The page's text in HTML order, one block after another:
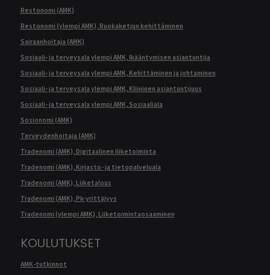
Restonomi (AMK)
Restonomi (ylempi AMK), Ruokaketjun kehittäminen
Sairaanhoitaja (AMK)
Sosiaali- ja terveysala ylempi AMK, Ikääntymisen asiantuntija
Sosiaali- ja terveysala ylempi AMK, Kehittäminen ja johtaminen
Sosiaali- ja terveysala ylempi AMK, Kliininen asiantuntijuus
Sosiaali- ja terveysala ylempi AMK, Sosiaaliala
Sosionomi (AMK)
Terveydenhoitaja (AMK)
Tradenomi (AMK), Digitaalinen liiketoiminta
Tradenomi (AMK), Kirjasto- ja tietopalveluala
Tradenomi (AMK), Liiketalous
Tradenomi (AMK), Pk-yrittäjyys
Tradenomi (ylempi AMK), Liiketoimintaosaaminen
KOULUTUKSET
AMK-tutkinnot